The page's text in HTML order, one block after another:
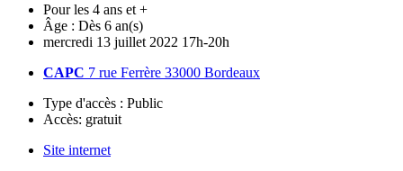
Pour les 4 ans et +
Âge : Dès 6 an(s)
mercredi 13 juillet 2022 17h-20h
CAPC 7 rue Ferrère 33000 Bordeaux
Type d'accès : Public
Accès: gratuit
Site internet